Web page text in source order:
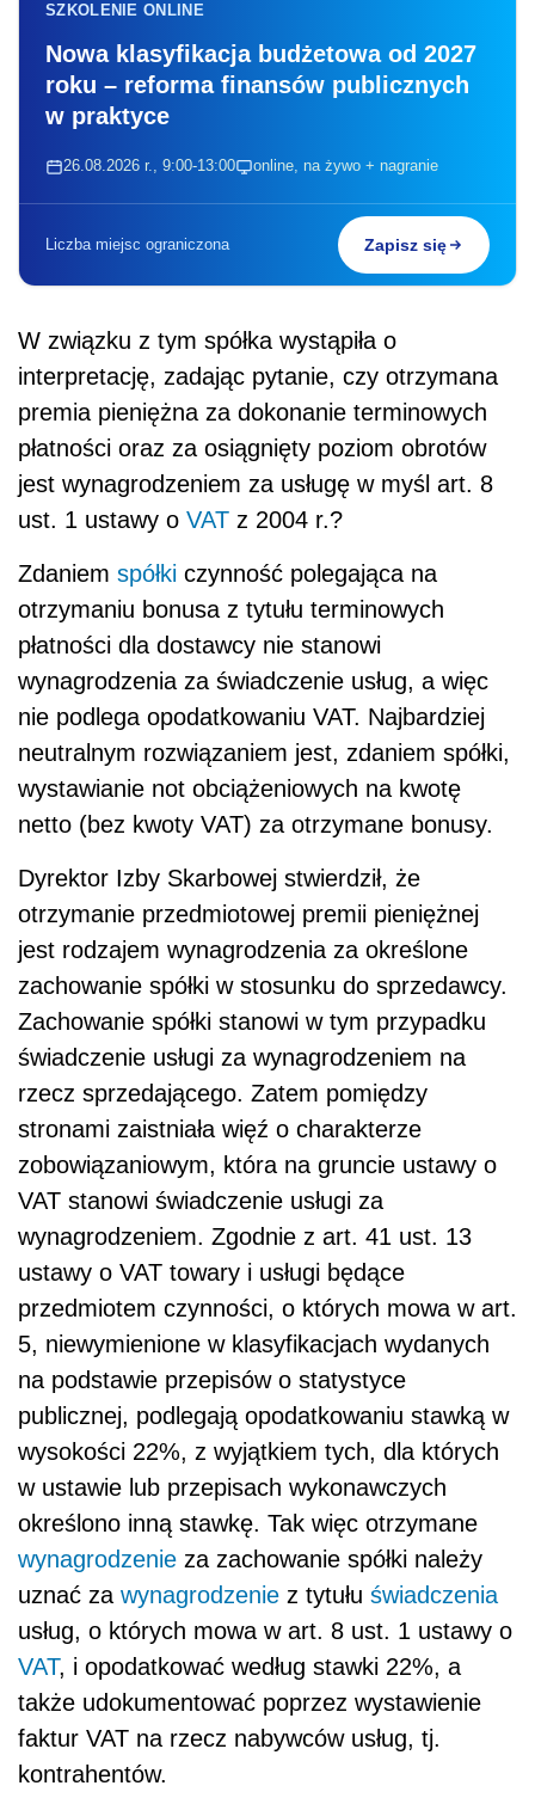
SZKOLENIE ONLINE
Nowa klasyfikacja budżetowa od 2027
roku – reforma finansów publicznych
w praktyce
26.08.2026 r., 9:00-13:00 online, na żywo + nagranie
Liczba miejsc ograniczona Zapisz się
W związku z tym spółka wystąpiła o
interpretację, zadając pytanie, czy otrzymana
premia pieniężna za dokonanie terminowych
płatności oraz za osiągnięty poziom obrotów
jest wynagrodzeniem za usługę w myśl art. 8
ust. 1 ustawy o VAT z 2004 r.?
Zdaniem spółki czynność polegająca na
otrzymaniu bonusa z tytułu terminowych
płatności dla dostawcy nie stanowi
wynagrodzenia za świadczenie usług, a więc
nie podlega opodatkowaniu VAT. Najbardziej
neutralnym rozwiązaniem jest, zdaniem spółki,
wystawianie not obciążeniowych na kwotę
netto (bez kwoty VAT) za otrzymane bonusy.
Dyrektor Izby Skarbowej stwierdził, że
otrzymanie przedmiotowej premii pieniężnej
jest rodzajem wynagrodzenia za określone
zachowanie spółki w stosunku do sprzedawcy.
Zachowanie spółki stanowi w tym przypadku
świadczenie usługi za wynagrodzeniem na
rzecz sprzedającego. Zatem pomiędzy
stronami zaistniała więź o charakterze
zobowiązaniowym, która na gruncie ustawy o
VAT stanowi świadczenie usługi za
wynagrodzeniem. Zgodnie z art. 41 ust. 13
ustawy o VAT towary i usługi będące
przedmiotem czynności, o których mowa w art.
5, niewymienione w klasyfikacjach wydanych
na podstawie przepisów o statystyce
publicznej, podlegają opodatkowaniu stawką w
wysokości 22%, z wyjątkiem tych, dla których
w ustawie lub przepisach wykonawczych
określono inną stawkę. Tak więc otrzymane
wynagrodzenie za zachowanie spółki należy
uznać za wynagrodzenie z tytułu świadczenia
usług, o których mowa w art. 8 ust. 1 ustawy o
VAT, i opodatkować według stawki 22%, a
także udokumentować poprzez wystawienie
faktur VAT na rzecz nabywców usług, tj.
kontrahentów.